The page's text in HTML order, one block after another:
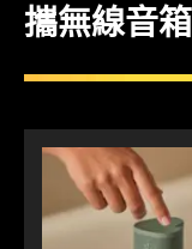
攜無線音箱